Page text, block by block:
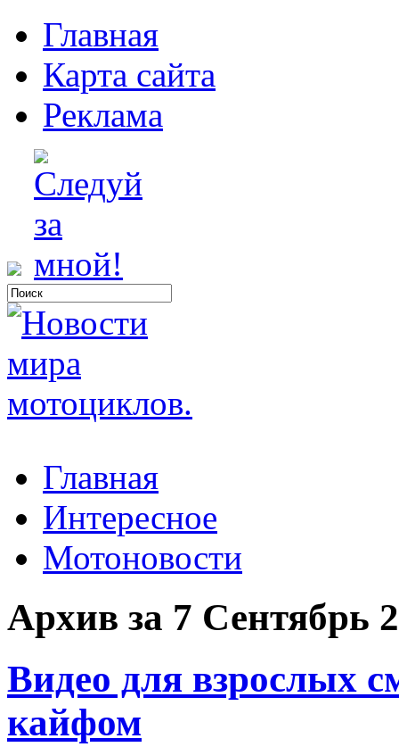
Главная
Карта сайта
Реклама
Главная
Интересное
Мотоновости
Архив за 7 Сентябрь
Видео для взрослых
кайфом